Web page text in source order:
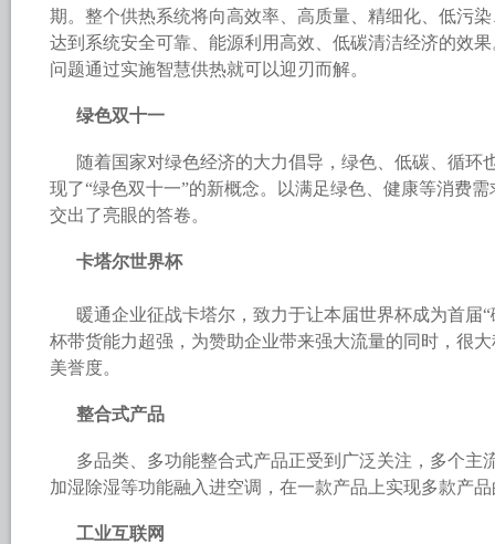
期。整个供热系统将向高效率、高质量、精细化、低污
达到系统安全可靠、能源利用高效、低碳清洁经济的效
问题通过实施智慧供热就可以迎刃而解。
绿色双十一
随着国家对绿色经济的大力倡导，绿色、低碳、循环
现了“绿色双十一”的新概念。以满足绿色、健康等消费
交出了亮眼的答卷。
卡塔尔世界杯
暖通企业征战卡塔尔，致力于让本届世界杯成为首届
杯带货能力超强，为赞助企业带来强大流量的同时，很
美誉度。
整合式产品
多品类、多功能整合式产品正受到广泛关注，多个主
加湿除湿等功能融入进空调，在一款产品上实现多款产
工业互联网